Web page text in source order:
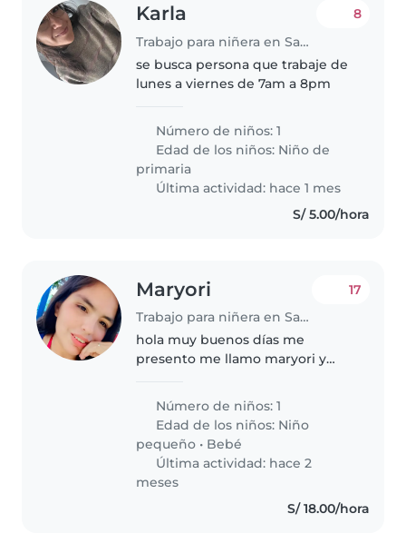
Karla
Trabajo para niñera en Santa Anita - Los Ficus
8
se busca persona que trabaje de
lunes a viernes de 7am a 8pm
Número de niños: 1
Edad de los niños: Niño de
primaria
Última actividad: hace 1 mes
S/ 5.00/hora
Maryori
Trabajo para niñera en Santa Anita - Los Ficus
17
hola muy buenos días me
presento me llamo maryori y
cuidado de niños horarios a su
disponibilidad
Número de niños: 1
Edad de los niños: Niño
pequeño • Bebé
Última actividad: hace 2
meses
S/ 18.00/hora